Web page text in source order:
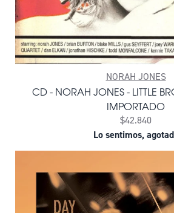
NORAH JONES
CD - NORAH JONES - LITTLE
IMPORTADO
$42.840
Lo sentimos,